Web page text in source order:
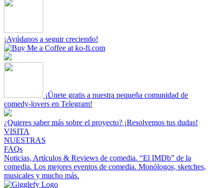
¡Ayúdanos a seguir creciendo!
¡Únete gratis a nuestra pequeña comunidad de
comedy-lovers en Telegram!
¿Quieres saber más sobre el proyecto? ¡Resolvemos tus dudas!
VISITA
NUESTRAS
FAQs
Noticias, Artículos & Reviews de comedia. “El IMDb” de la
comedia. Los mejores eventos de comedia. Monólogos, sketches,
musicales y mucho más.